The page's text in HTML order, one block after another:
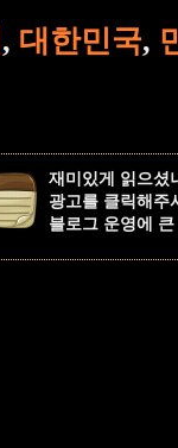
, 대한민국,
재미있게 읽으셨
광고를 클릭해주
블로그 운영에